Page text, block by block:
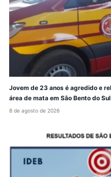
Jovem de 23 anos é agredido e
área de mata em São Bento do Sul
8 de agosto de 2026